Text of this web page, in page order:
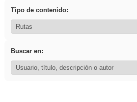
Tipo de contenido:
Buscar en: